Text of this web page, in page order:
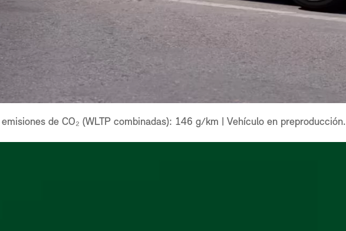
de CO₂ (WLTP combinadas): 146 g/km | Vehículo en preproducción.